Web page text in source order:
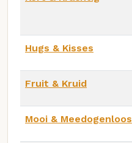
Hugs & Kisses
Fruit & Kruid
Mooi & Meedogenloos